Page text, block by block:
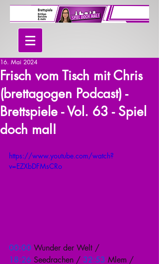
Frisch vom Tisch mit Chris
(brettagogen Podcast) -
Brettspiele - Vol. 63 - Spiel
doch mal!
16. Mai 2024
https://www.youtube.com/watch?
v=EZXbDFMsCRo
00:00 Wunder der Welt /
18:26 Seedrachen / 32:53 Mlem /